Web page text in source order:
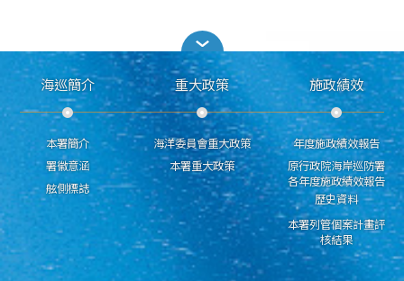
海巡簡介
本署簡介
署徽意涵
舷側標誌
重大政策
海洋委員會重大政策
本署重大政策
施政績效
年度施政績效報告
原行政院海岸巡防署
各年度施政績效報告
歷史資料
本署列管個案計畫評
核結果